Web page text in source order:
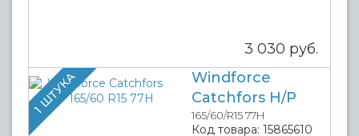
3 030 руб.
1 ШТУКА
Windforce
Catchfors H/P
165/60/R15 77H
Код товара: 15865610